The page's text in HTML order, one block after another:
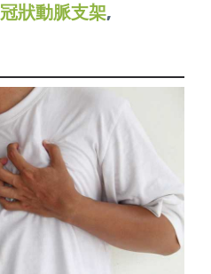
冠狀動脈支架,